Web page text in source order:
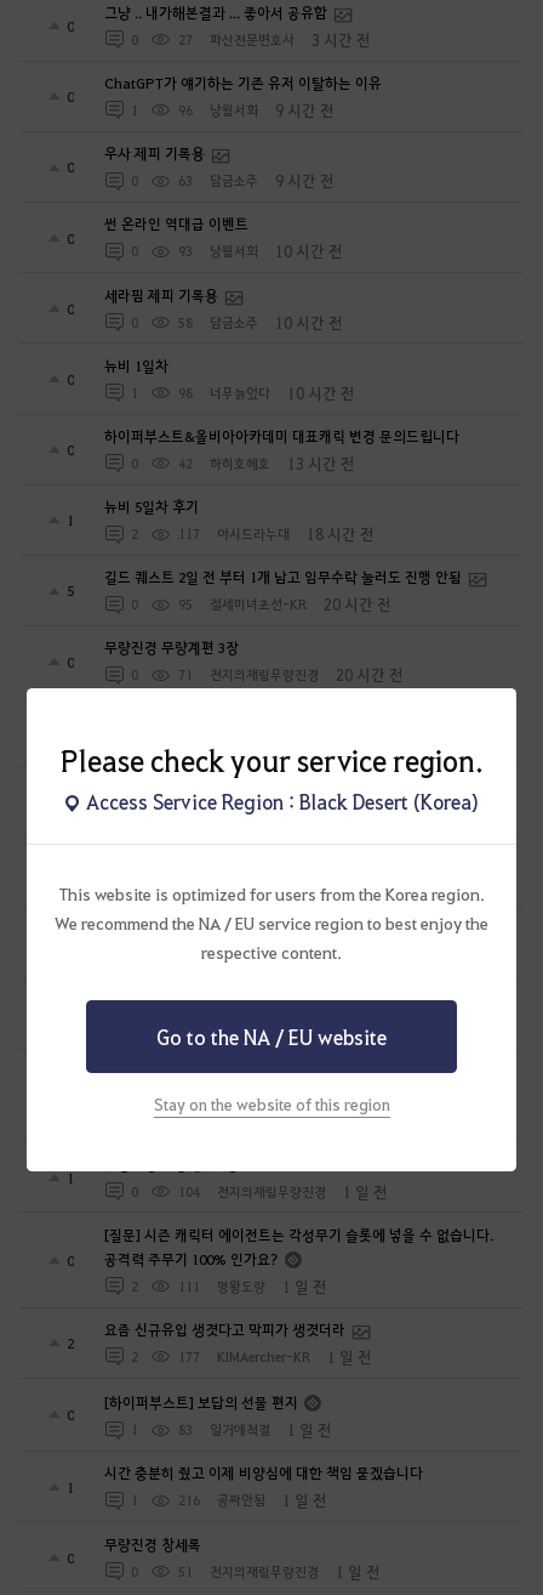
Please check your service region.
Access Service Region : Black Desert (Korea)
This website is optimized for users from the Korea region.
We recommend the NA / EU service region to best enjoy the
respective content.
Go to the NA / EU website
Stay on the website of this region
0
그냥 .. 내가해본결과 ... 좋아서 공유함
0 27 파산전문변호사 3 시간 전
0
ChatGPT가 얘기하는 기존 유저 이탈하는 이유
1 96 낭월서화 9 시간 전
0
우사 제피 기록용
0 63 담금소주 9 시간 전
0
썬 온라인 역대급 이벤트
0 93 낭월서화 10 시간 전
0
세라핌 제피 기록용
0 58 담금소주 10 시간 전
0
뉴비 1일차
1 98 너무늙었다 10 시간 전
0
하이퍼부스트&올비아아카데미 대표캐릭 변경 문의드립니다
0 42 하히호헤호 13 시간 전
1
뉴비 5일차 후기
2 117 아시드라누대 18 시간 전
5
길드 퀘스트 2일 전 부터 1개 남고 임무수락 눌러도 진행 안됨
0 95 절세미녀초선-KR 20 시간 전
0
무량진경 무량계편 3장
0 71 천지의재림무량진경 20 시간 전
천지의재림무량진경 21 시간 전
0
천지의재림무량진경 21 시간 전
1 143 일거에척결 1 일 전
이고르 바탈리 모험일지 9권 중 모험가의 유실물 관련해서
단륵 1 일 전
에이전트 감상
134 칼루이스-KR 1 일 전
[뉴비질문] 시즌졸업 60렙이후 시즌졸업 버튼 누르고 메인퀘 끝까지
91 헬다마르스-KR 1 일 전
1
0 104 천지의재림무량진경 1 일 전
0
[질문] 시즌 캐릭터 에이전트는 각성무기 슬롯에 넣을 수 없습니다.
공격력 주무기 100% 인가요?
2 111 명왕도량 1 일 전
2
요즘 신규유입 생겻다고 막피가 생겻더라
2 177 KIMAercher-KR 1 일 전
0
[하이퍼부스트] 보답의 선물 편지
1 83 일거에척결 1 일 전
1
시간 충분히 줬고 이제 비양심에 대한 책임 묻겠습니다
1 216 공짜안됨 1 일 전
0
무량진경 창세록
0 51 천지의재림무량진경 1 일 전